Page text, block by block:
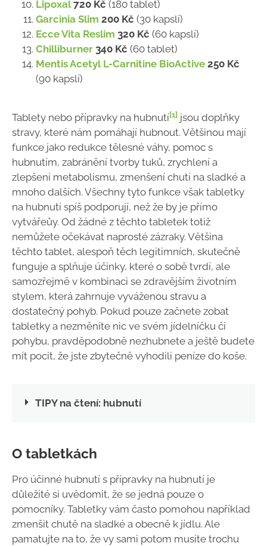
Lipoxal 720 Kč (180 tablet)
Garcinia Slim 200 Kč (30 kapslí)
Ecce Vita Reslim 320 Kč (60 kapslí)
Chilliburner 340 Kč (60 tablet)
Mentis Acetyl L-Carnitine BioActive 250 Kč
(90 kapslí)
Tablety nebo přípravky na hubnutí[1] jsou doplňky
stravy, které nám pomáhají hubnout. Většinou mají
funkce jako redukce tělesné váhy, pomoc s
hubnutím, zabránění tvorby tuků, zrychlení a
zlepšení metabolismu, zmenšení chutí na sladké a
mnoho dalších. Všechny tyto funkce však tabletky
na hubnutí spíš podporují, než že by je přímo
vytvářeůy. Od žádné z těchto tabletek totiž
nemůžete očekávat naprosté zázraky. Většina
těchto tablet, alespoň těch legitimních, skutečně
funguje a splňuje účinky, které o sobě tvrdí, ale
samozřejmě v kombinaci se zdravějším životním
stylem, která zahrnuje vyváženou stravu a
dostatečný pohyb. Pokud pouze začnete zobat
tabletky a nezměníte nic ve svém jídelníčku či
pohybu, pravděpodobně nezhubnete a ještě budete
mít pocit, že jste zbytečně vyhodili peníze do koše.
TIPY na čtení: hubnutí
O tabletkách
Pro účinné hubnutí s přípravky na hubnutí je
důležité si uvědomit, že se jedná pouze o
pomocníky. Tabletky vám často pomohou například
zmenšit chutě na sladké a obecně k jídlu. Ale
pamatujte na to, že vy sami potom musíte trochu